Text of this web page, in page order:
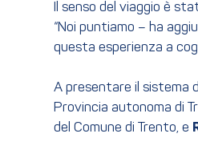
Il senso del viaggio è
“Noi puntiamo – ha
questa esperienza a
A presentare il sistema
Provincia autonoma di
del Comune di Trento, e